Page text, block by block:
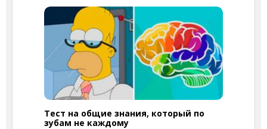
Тест на общие знания, который по
зубам не каждому